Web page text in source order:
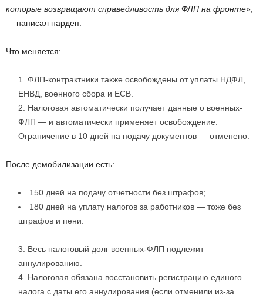
которые возвращают справедливость для ФЛП на фронте»
— написал нардеп.
Что меняется:
ФЛП-контрактники также освобождены от уплаты НДФЛ,
ЕНВД, военного сбора и ЕСВ.
Налоговая автоматически получает данные о военных-
ФЛП — и автоматически применяет освобождение.
Ограничение в 10 дней на подачу документов — отменено.
После демобилизации есть:
150 дней на подачу отчетности без штрафов;
180 дней на уплату налогов за работников — тоже без
штрафов и пени.
Весь налоговый долг военных-ФЛП подлежит
аннулированию.
Налоговая обязана восстановить регистрацию единого
налога с даты его аннулирования (если отменили из-за